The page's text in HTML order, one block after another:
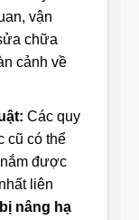
vận
chữa
cảnh về
Các quy
cũ có thể
được
liên
nâng hạ